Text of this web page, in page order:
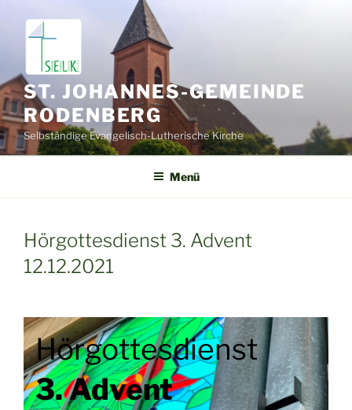
ST. JOHANNES-GEMEINDE
RODENBERG
Selbständige Evangelisch-Lutherische Kirche
Menü
Hörgottesdienst 3. Advent
12.12.2021
Hörgottesdienst
3. Advent